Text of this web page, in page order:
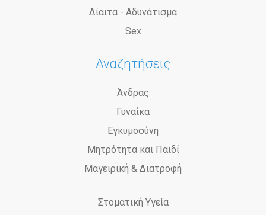
Δίαιτα - Αδυνάτισμα
Sex
Αναζητήσεις
Άνδρας
Γυναίκα
Εγκυμοσύνη
Μητρότητα και Παιδί
Μαγειρική & Διατροφή
Στοματική Υγεία